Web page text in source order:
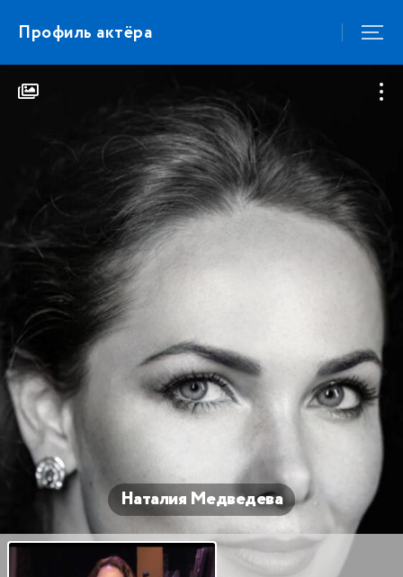
Профиль актёра
Наталия Медведева